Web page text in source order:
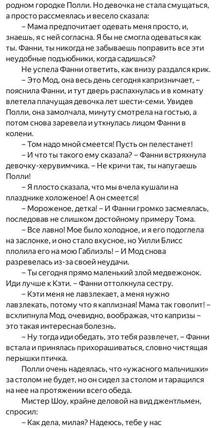
родном городке Полли. Но девочка не стала смущаться,
а просто рассмеялась и весело сказала:
– Мама предпочитает одевать меня просто, и,
знаешь, я с ней согласна. Я бы не смогла одеваться как
ты. Фанни, ты никогда не забываешь поправить все эти
неудобные подъюбники, когда садишься?
Не успела Фанни ответить, как внизу раздался крик.
– Это Мод, она весь день сегодня капризничает, –
пояснила Фанни, и тут дверь распахнулась и в комнату
влетела плачущая девочка лет шести-семи. Увидев
Полли, она замолчала, минуту смотрела на гостью, а
потом снова заревела и уткнулась лицом Фанни в
колени.
– Том надо мной смеется! Пусть он пелестанет!
– И что ты такого ему сказала? – Фанни встряхнула
девочку-херувимчика. – Не кричи так, ты напугаешь
Полли!
– Я плосто сказала, что мы вчела кушали на
плазднике холоженое! А он смеется!
– Мороженое, детка! – И Фанни громко засмеялась,
последовав не слишком достойному примеру Тома.
– Все лавно! Мое было холодное, и я его подоглела
на заслонке, и оно стало вкусное, но Уилли Блисс
плолила его на мою Габлиэль! – И Мод снова
разревелась из-за своей неудачи.
– Ты сегодня прямо маленький злой медвежонок.
Иди лучше к Кэти. – Фанни оттолкнула сестру.
– Кэти меня не лавзлекает, а меня нужно
лавзлекать, потому что я каплизная! Мама так говолит! –
всхлипнула Мод, очевидно, воображая, что капризы –
это такая интересная болезнь.
– Ну тогда иди обедать, это тебя развлечет, – Фанни
встала и принялась прихорашиваться, словно чистящая
перышки птичка.
Полли очень надеялась, что «ужасного мальчишки»
за столом не будет, но он сидел за столом и таращился
на нее на протяжении всего обеда.
Мистер Шоу, крайне деловой на вид джентльмен,
спросил:
– Как дела, милая? Надеюсь, тебе у нас